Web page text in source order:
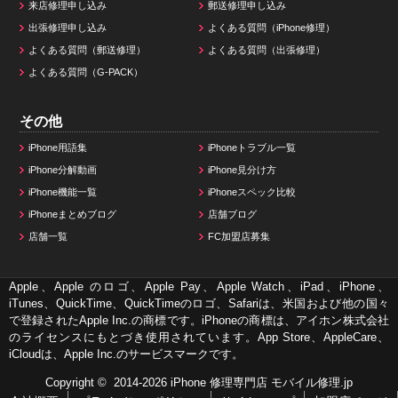
来店修理申し込み 郵送修理申し込み
出張修理申し込み よくある質問（iPhone修理）
よくある質問（郵送修理） よくある質問（出張修理）
よくある質問（G-PACK）
その他
iPhone用語集 iPhoneトラブル一覧
iPhone分解動画 iPhone見分け方
iPhone機能一覧 iPhoneスペック比較
iPhoneまとめブログ 店舗ブログ
店舗一覧 FC加盟店募集
Apple、Apple のロゴ、Apple Pay、Apple Watch、iPad、iPhone、
iTunes、QuickTime、QuickTimeのロゴ、Safariは、米国および他の国々
で登録されたApple Inc.の商標です。iPhoneの商標は、アイホン株式会社
のライセンスにもとづき使用されています。App Store、AppleCare、
iCloudは、Apple Inc.のサービスマークです。
Copyright © 2014-2026 iPhone 修理専門店 モバイル修理.jp